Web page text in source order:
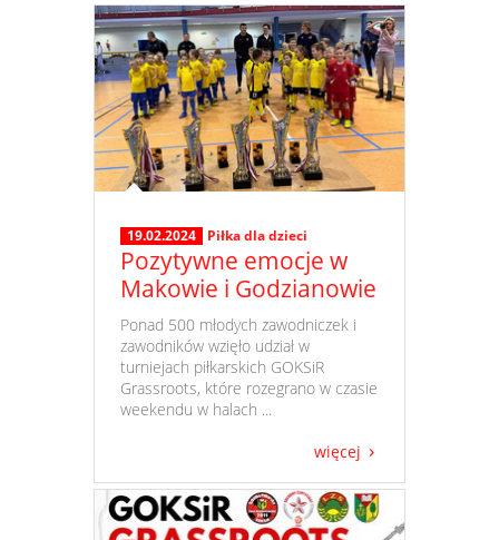
19.02.2024 Piłka dla dzieci
Pozytywne emocje w
Makowie i Godzianowie
​ Ponad 500 młodych zawodniczek i
zawodników wzięło udział w
turniejach piłkarskich GOKSiR
Grassroots, które rozegrano w czasie
weekendu w halach ...
więcej